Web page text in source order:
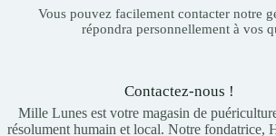
Vous pouvez facilement contacter notre
répondra personnellement à vos
Contactez-nous !
Mille Lunes est votre magasin de
résolument humain et local. Notre fondatrice,